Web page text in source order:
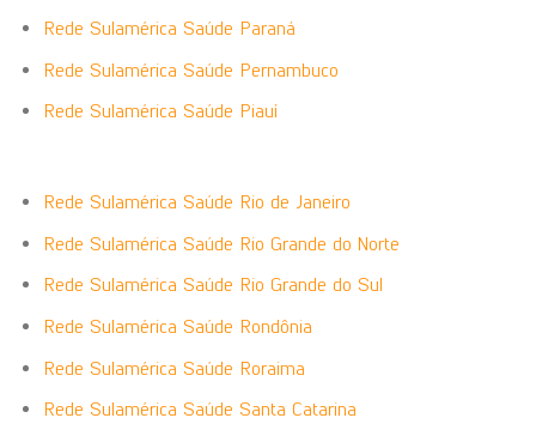
Rede Sulamérica Saúde Paraná
Rede Sulamérica Saúde Pernambuco
Rede Sulamérica Saúde Piauí
Rede Sulamérica Saúde Rio de Janeiro
Rede Sulamérica Saúde Rio Grande do Norte
Rede Sulamérica Saúde Rio Grande do Sul
Rede Sulamérica Saúde Rondônia
Rede Sulamérica Saúde Roraima
Rede Sulamérica Saúde Santa Catarina